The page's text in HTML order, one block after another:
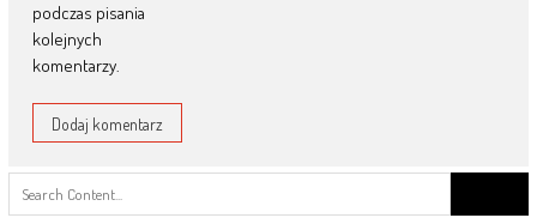
podczas pisania
kolejnych
komentarzy.
for: